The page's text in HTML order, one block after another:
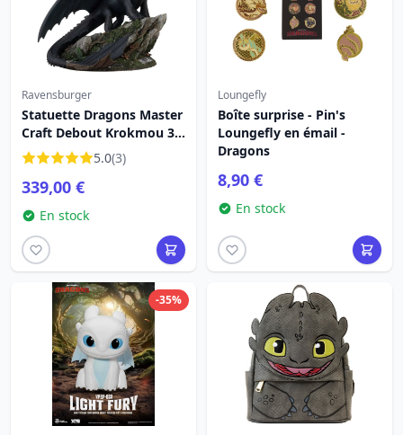
Ravensburger
Statuette Dragons Master
Craft Debout Krokmou 31
cm
5.0(3)
339,00 €
En stock
Loungefly
Boîte surprise - Pin's
Loungefly en émail -
Dragons
8,90 €
En stock
-35%